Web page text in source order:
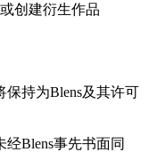
创建衍生作品
持为Blens及其许可
Blens事先书面同